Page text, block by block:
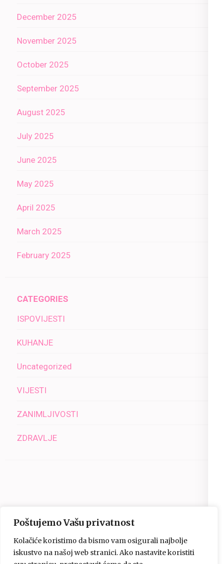
Poštujemo Vašu privatnost
Kolačiće koristimo da bismo vam osigurali najbolje
iskustvo na našoj web stranici. Ako nastavite koristiti
December 2025
November 2025
October 2025
September 2025
August 2025
July 2025
June 2025
May 2025
April 2025
March 2025
February 2025
CATEGORIES
ISPOVIJESTI
KUHANJE
Uncategorized
VIJESTI
ZANIMLJIVOSTI
ZDRAVLJE